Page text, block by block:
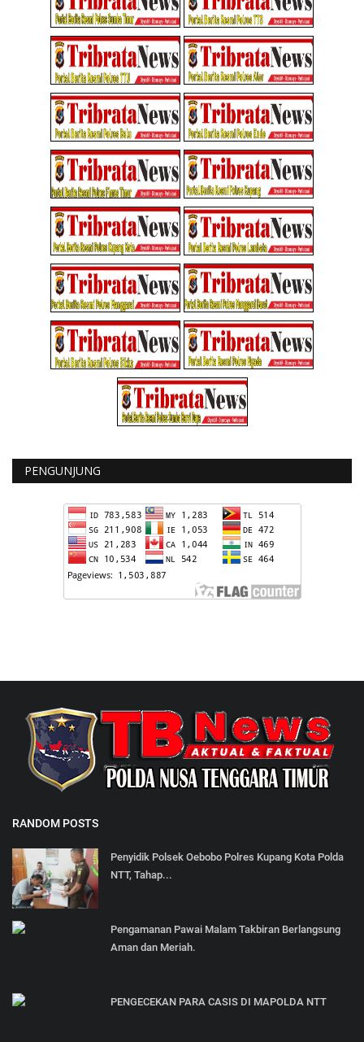
PENGUNJUNG
RANDOM POSTS
Penyidik Polsek Oebobo Polres Kupang Kota Polda
NTT, Tahap...
Pengamanan Pawai Malam Takbiran Berlangsung
Aman dan Meriah.
PENGECEKAN PARA CASIS DI MAPOLDA NTT